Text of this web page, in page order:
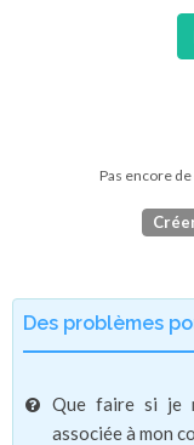
Pas encore
Des problèmes
Que faire si je
associée à mon